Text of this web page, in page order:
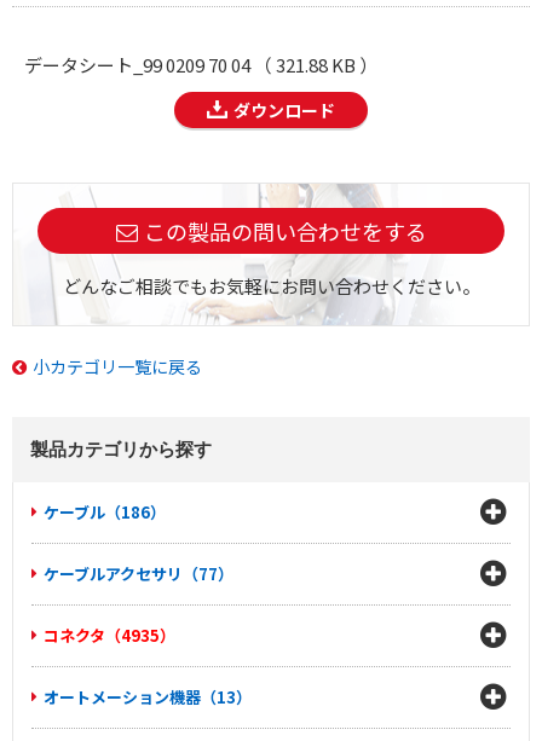
データシート_99 0209 70 04 （ 321.88 KB ）
ダウンロード
この製品の問い合わせをする
どんなご相談でもお気軽にお問い合わせください。
小カテゴリ一覧に戻る
製品カテゴリから探す
ケーブル（186）
ケーブルアクセサリ（77）
コネクタ（4935）
オートメーション機器（13）